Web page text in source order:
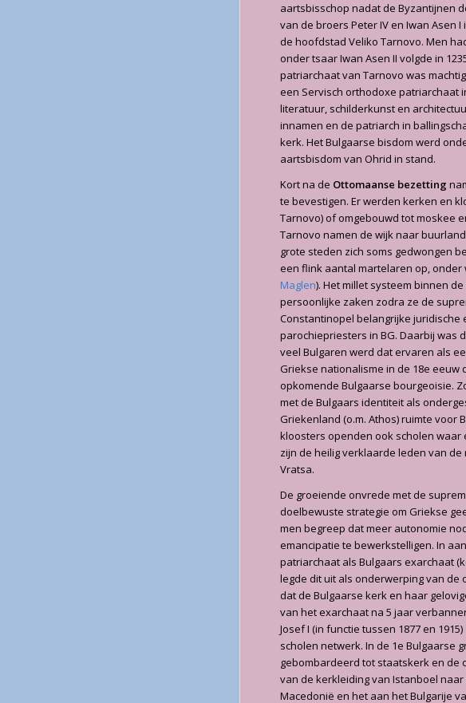
aartsbisschop nadat de Byzantijnen
van de broers Peter IV en Iwan Asen
de hoofdstad Veliko Tarnovo. Men
onder tsaar Iwan Asen II volgde in
patriarchaat van Tarnovo was
een Servisch orthodoxe patriarchaat
literatuur, schilderkunst en
innamen en de patriarch in
kerk. Het Bulgaarse bisdom werd
aartsbisdom van Ohrid in stand.
Kort na de Ottomaanse bezetting
te bevestigen. Er werden kerken en
Tarnovo) of omgebouwd tot moskee
Tarnovo namen de wijk naar
grote steden zich soms gedwongen
een flink aantal martelaren op,
Maglen). Het millet systeem binnen
persoonlijke zaken zodra ze de
Constantinopel belangrijke
parochiepriesters in BG. Daarbij was
veel Bulgaren werd dat ervaren als
Griekse nationalisme in de 18e
opkomende Bulgaarse bourgeoisie.
met de Bulgaars identiteit als
Griekenland (o.m. Athos) ruimte voor
kloosters openden ook scholen
zijn de heilig verklaarde leden van
Vratsa.
De groeiende onvrede met de
doelbewuste strategie om Griekse
men begreep dat meer autonomie
emancipatie te bewerkstelligen. In
patriarchaat als Bulgaars exarchaat
legde dit uit als onderwerping van de
dat de Bulgaarse kerk en haar
van het exarchaat na 5 jaar
Josef I (in functie tussen 1877 en
scholen netwerk. In de 1e Bulgaarse
gebombardeerd tot staatskerk en de
van de kerkleiding van Istanboel
Macedonië en het aan het Bulgarije